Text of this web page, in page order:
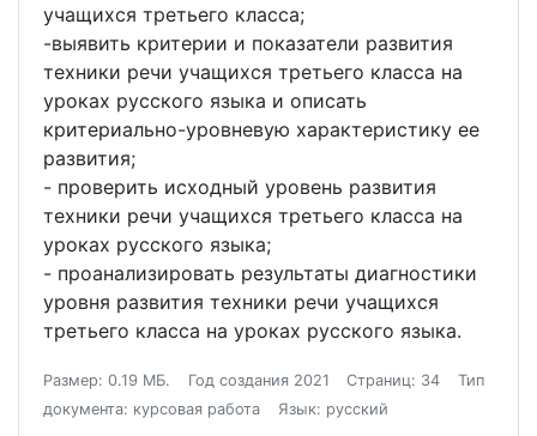
учащихся третьего класса;
-выявить критерии и показатели развития
техники речи учащихся третьего класса на
уроках русского языка и описать
критериально-уровневую характеристику ее
развития;
- проверить исходный уровень развития
техники речи учащихся третьего класса на
уроках русского языка;
- проанализировать результаты диагностики
уровня развития техники речи учащихся
третьего класса на уроках русского языка.
Размер: 0.19 МБ. Год создания 2021 Страниц: 34
Тип
документа: курсовая работа
Язык: русский